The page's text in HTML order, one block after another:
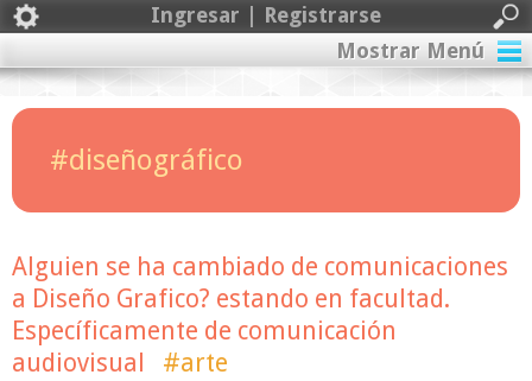
Ingresar | Registrarse
Mostrar Menú
#diseñográfico
Alguien se ha cambiado de comunicaciones
a Diseño Grafico? estando en facultad.
Específicamente de comunicación
audiovisual
#arte